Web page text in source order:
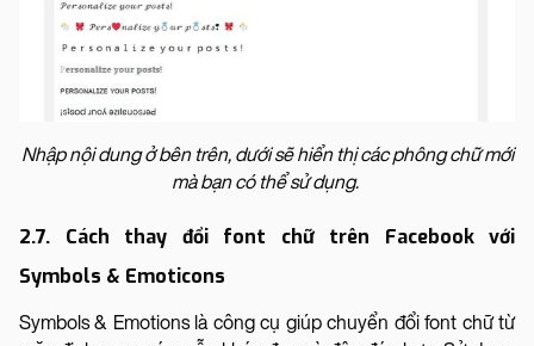
Nhập nội dung ở bên trên, dưới sẽ hiển thị các phông chữ mới
mà bạn có thể sử dụng.
2.7. Cách thay đổi font chữ trên Facebook với
Symbols & Emoticons
Symbols & Emotions là công cụ giúp chuyển đổi font chữ từ